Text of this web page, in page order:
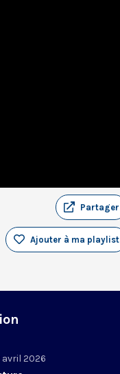
Partager
Ajouter à ma playlist
avril 2026